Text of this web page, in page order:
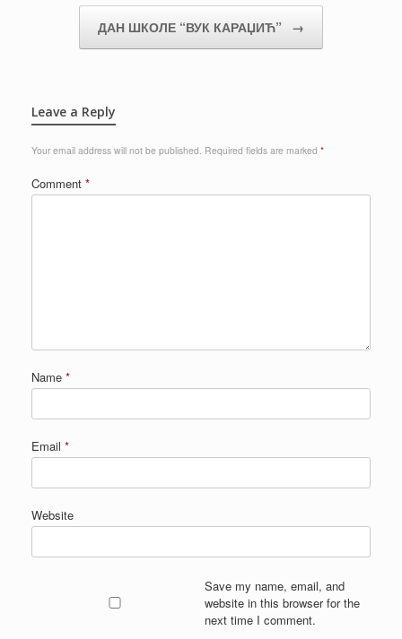
ДАН ШКОЛЕ “ВУК КАРАЏИЋ” →
Leave a Reply
Your email address will not be published. Required fields are marked *
Comment *
Name *
Email *
Website
Save my name, email, and
website in this browser for the
next time I comment.